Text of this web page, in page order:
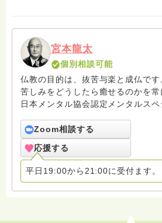
宮本龍太
個別相談可能
仏教の目的は、抜苦与楽と成仏で
苦しみをどうしたら癒せるのかを常に
日本メンタル協会認定メンタルスペ
Zoom相談する
応援する
平日19:00から21:00に受付ます。